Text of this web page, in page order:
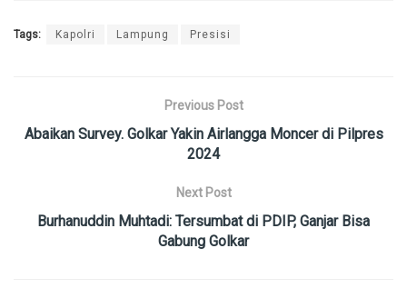
Tags: Kapolri Lampung Presisi
Previous Post
Abaikan Survey. Golkar Yakin Airlangga Moncer di Pilpres
2024
Next Post
Burhanuddin Muhtadi: Tersumbat di PDIP, Ganjar Bisa
Gabung Golkar